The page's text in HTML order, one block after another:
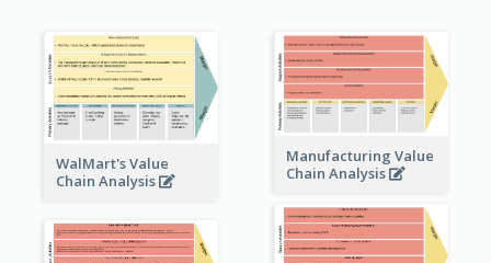
WalMart's Value
Chain Analysis
Manufacturing Value
Chain Analysis